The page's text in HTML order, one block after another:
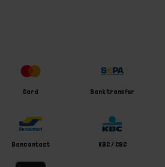
Card Bank transfer
Bancontact
KBC / CBC